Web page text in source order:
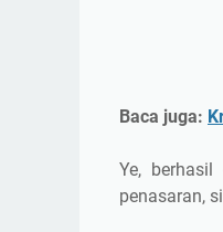
Baca juga:
Ye,
penasaran,